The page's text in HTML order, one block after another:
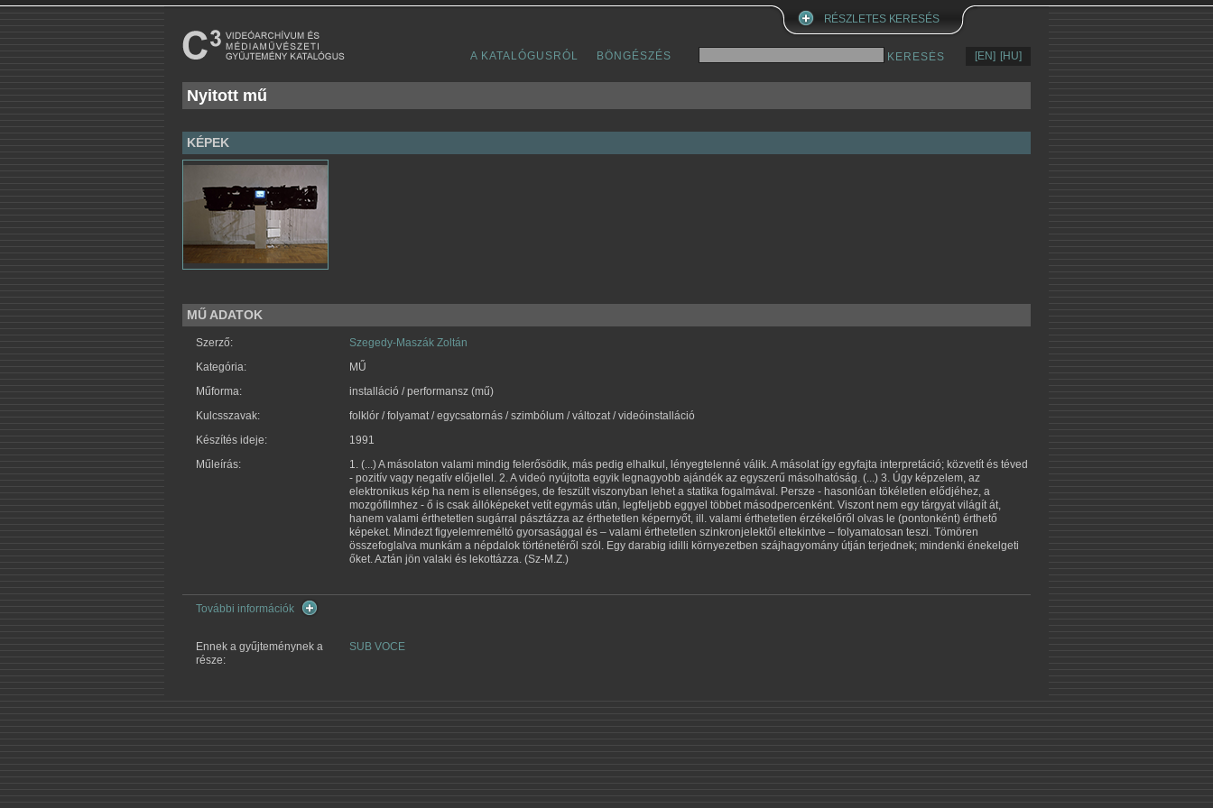
RÉSZLETES KERESÉS
[EN] [HU]
A KATALÓGUSRÓL BÖNGÉSZÉS
Nyitott mű
KÉPEK
MŰ ADATOK
Szerző:
Szegedy-Maszák Zoltán
Kategória:
MŰ
Műforma:
installáció / performansz (mű)
Kulcsszavak:
folklór / folyamat / egycsatornás / szimbólum / változat / videóinstalláció
Készítés ideje:
1991
Műleírás:
1. (...) A másolaton valami mindig felerősödik, más pedig elhalkul, lényegtelenné válik. A másolat így egyfajta interpretáció; közvetít és téved
- pozitív vagy negatív előjellel. 2. A videó nyújtotta egyik legnagyobb ajándék az egyszerű másolhatóság. (...) 3. Úgy képzelem, az
elektronikus kép ha nem is ellenséges, de feszült viszonyban lehet a statika fogalmával. Persze - hasonlóan tökéletlen elődjéhez, a
mozgófilmhez - ő is csak állóképeket vetít egymás után, legfeljebb eggyel többet másodpercenként. Viszont nem egy tárgyat világít át,
hanem valami érthetetlen sugárral pásztázza az érthetetlen képernyőt, ill. valami érthetetlen érzékelőről olvas le (pontonként) érthető
képeket. Mindezt figyelemreméltó gyorsasággal és – valami érthetetlen szinkronjelektől eltekintve – folyamatosan teszi. Tömören
összefoglalva munkám a népdalok történetéről szól. Egy darabig idilli környezetben szájhagyomány útján terjednek; mindenki énekelgeti
őket. Aztán jön valaki és lekottázza. (Sz-M.Z.)
További információk
Ennek a gyűjteménynek a
része:
SUB VOCE